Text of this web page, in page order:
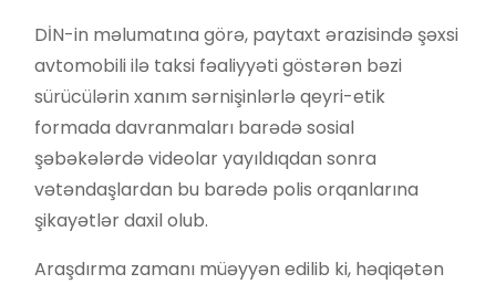
DİN-in məlumatına görə, paytaxt ərazisində şəxsi
avtomobili ilə taksi fəaliyyəti göstərən bəzi
sürücülərin xanım sərnişinlərlə qeyri-etik
formada davranmaları barədə sosial
şəbəkələrdə videolar yayıldıqdan sonra
vətəndaşlardan bu barədə polis orqanlarına
şikayətlər daxil olub.
Araşdırma zamanı müəyyən edilib ki, həqiqətən